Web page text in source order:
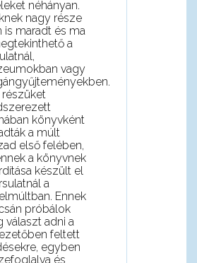
néhányan.
nagy része
is maradt és ma
a
vagy
részüket
könyvként
a múlt
első felében,
a könyvnek
készült el
a
Ennek
próbálok
választ adni a
feltett
egyben
és